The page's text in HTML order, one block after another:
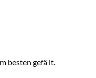
besten gefällt.